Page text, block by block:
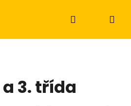
Hledat
3. třída